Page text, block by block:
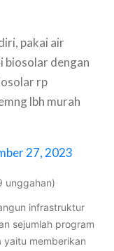
pakai air
biosolar dengan
rp
lbh murah
27, 2023
unggahan)
infrastruktur
sejumlah program
yaitu memberikan